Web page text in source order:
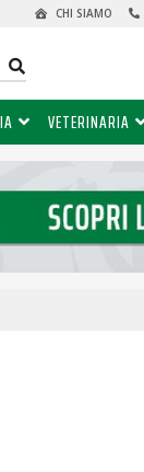
CHI SIAMO
VETERINARIA